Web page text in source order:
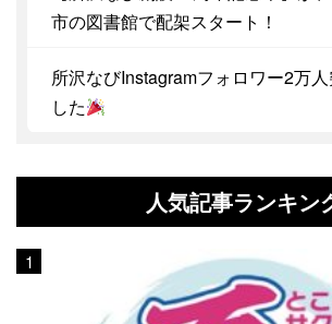
市の図書館で配架スタート！
所沢なびInstagramフォロワー2万人
した
人気記事ランキン